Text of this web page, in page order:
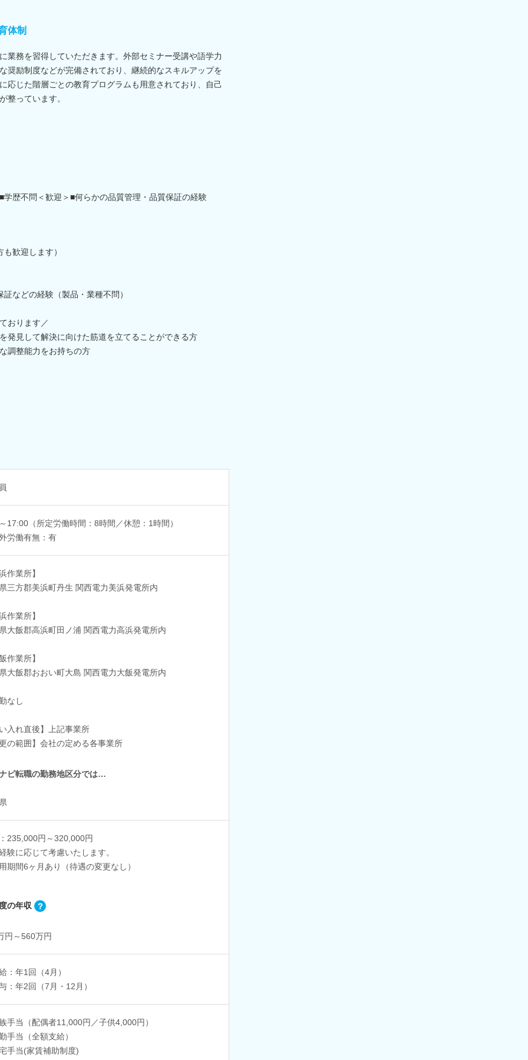
体制
業務を習得していただきます。外部セミナー受講や語学力
奨励制度などが完備されており、継続的なスキルアップを
応じた階層ごとの教育プログラムも用意されており、自己
整っています。
歴不問＜歓迎＞■何らかの品質管理・品質保証の経験
歓迎します）
などの経験（製品・業種不問）
おります／
発見して解決に向けた筋道を立てることができる方
調整能力をお持ちの方
17:00（所定労働時間：8時間／休憩：1時間）
労働有無：有
作業所】
三方郡美浜町丹生 関西電力美浜発電所内
作業所】
大飯郡高浜町田ノ浦 関西電力高浜発電所内
作業所】
大飯郡おおい町大島 関西電力大飯発電所内
なし
入れ直後】上記事業所
の範囲】会社の定める各事業所
ビ転職の勤務地区分では…
235,000円～320,000円
験に応じて考慮いたします。
期間6ヶ月あり（待遇の変更なし）
の年収
円～560万円
：年1回（4月）
：年2回（7月・12月）
手当（配偶者11,000円／子供4,000円）
手当（全額支給）
手当(家賃補助制度)